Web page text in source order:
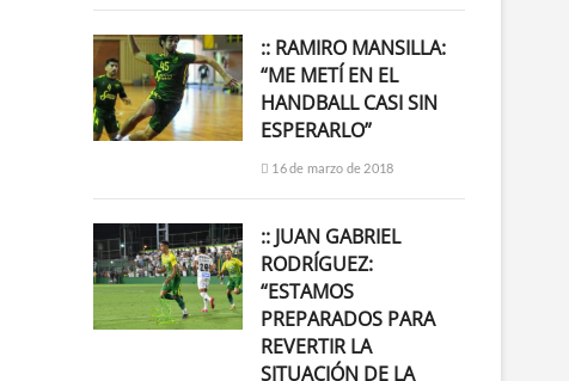
:: RAMIRO MANSILLA:
“ME METÍ EN EL
HANDBALL CASI SIN
ESPERARLO”
16 de marzo de 2018
:: JUAN GABRIEL
RODRÍGUEZ:
“ESTAMOS
PREPARADOS PARA
REVERTIR LA
SITUACIÓN DE LA